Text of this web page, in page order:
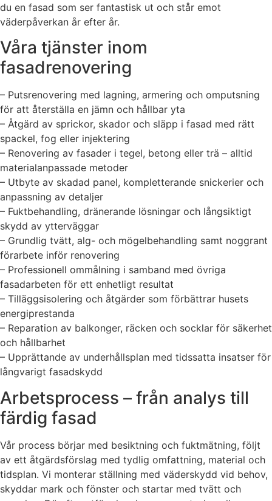
du en fasad som ser fantastisk ut och står emot
väderpåverkan år efter år.
Våra tjänster inom
fasadrenovering
– Putsrenovering med lagning, armering och omputsning
för att återställa en jämn och hållbar yta
– Åtgärd av sprickor, skador och släpp i fasad med rätt
spackel, fog eller injektering
– Renovering av fasader i tegel, betong eller trä – alltid
materialanpassade metoder
– Utbyte av skadad panel, kompletterande snickerier och
anpassning av detaljer
– Fuktbehandling, dränerande lösningar och långsiktigt
skydd av ytterväggar
– Grundlig tvätt, alg- och mögelbehandling samt noggrant
förarbete inför renovering
– Professionell ommålning i samband med övriga
fasadarbeten för ett enhetligt resultat
– Tilläggsisolering och åtgärder som förbättrar husets
energiprestanda
– Reparation av balkonger, räcken och socklar för säkerhet
och hållbarhet
– Upprättande av underhållsplan med tidssatta insatser för
långvarigt fasadskydd
Arbetsprocess – från analys till
färdig fasad
Vår process börjar med besiktning och fuktmätning, följt
av ett åtgärdsförslag med tydlig omfattning, material och
tidsplan. Vi monterar ställning med väderskydd vid behov,
skyddar mark och fönster och startar med tvätt och